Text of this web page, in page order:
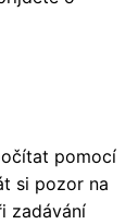
pomocí
si pozor na
zadávání